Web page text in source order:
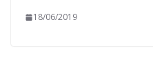
18/06/2019